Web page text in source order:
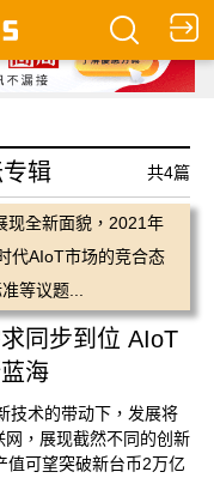
辑 共4篇
现全新面貌，2021年
代AIoT市场的竞合态
等议题...
同步到位 AIoT
海
技术的带动下，发展将
网，展现截然不同的创新
值可望突破新台币2万亿